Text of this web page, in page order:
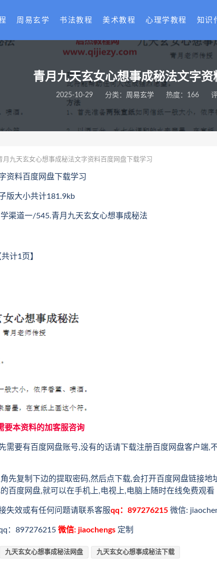
周易玄学 书法教程 美术教程 心理学教程 知识
青月九天玄女心想事成秘法文字
2025-10-29 分类： 周易玄学 热度：166
月九天玄女心想事成秘法文字资料百度网盘下载学习
资料百度网盘下载学习
版大小共计181.9kb
渠道一/545.青月九天玄女心想事成秘法
计1页】
要本资料的加客服咨询
需要有百度网盘账号,没有的话请下载注册百度网盘客户端,
先复制下边的提取密码,然后点下载,会打开百度网盘链接地
百度网盘,就可以在手机上,电视上,电脑上随时在线免费观看
失效或有任何问题请联系客服qq：897276215 微信:
：897276215 微信: jiaochengs 定制
九天玄女心想事成秘法网盘 九天玄女心想事成秘法下载